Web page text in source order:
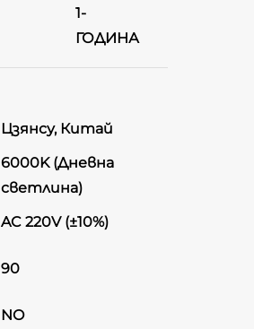
1-
ГОДИНА
Цзянсу, Китай
6000K (Дневна
светлина)
AC 220V (±10%)
90
NO